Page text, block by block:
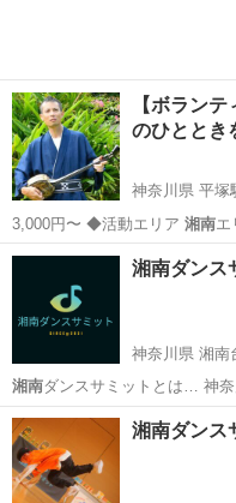
【ボラン
のひととき
神奈川県 平塚
3,000円〜 ◆活動エリア 湘南エ
神奈川 平塚市 平塚駅
湘南ダンス
神奈川県 湘南
湘南
ダンスサ
ー…
神奈川 藤沢市 湘南台駅
湘南ダンス